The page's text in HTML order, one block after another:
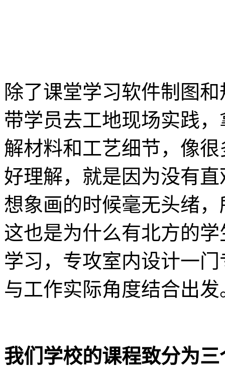
除了课堂学习软件制图
带学员去工地现场实践
解材料和工艺细节，像
好理解，就是因为没有
想象画的时候毫无头绪
这也是为什么有北方的
学习，专攻室内设计一
与工作实际角度结合出发
我们学校的课程致分为